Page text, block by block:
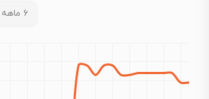
۶ ماهه